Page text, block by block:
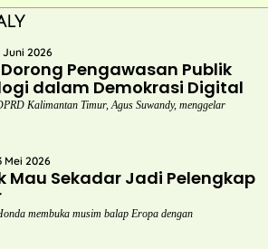
Juni 2026
Pengawasan Publik
dalam Demokrasi Digital
Kalimantan Timur, Agus Suwandy, menggelar
Mei 2026
Mau Sekadar Jadi Pelengkap
membuka musim balap Eropa dengan